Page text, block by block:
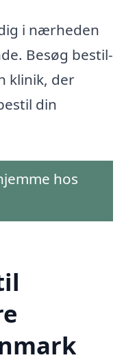
i nærheden
Besøg bestil-
klinik, der
din
hos